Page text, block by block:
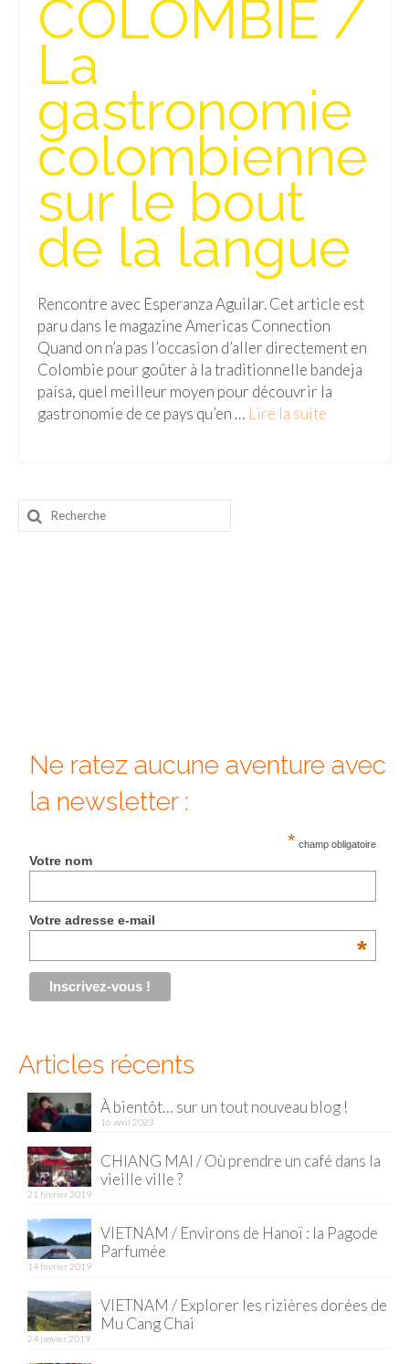
Isla del Sol
Salar d’Uyuni
Sucre
Chili
Paraguay
Pérou
Machu Picchu
ASIE
Chine
Xi’An
Nikko
Tokyo
Penang
Singapour
Vietnam
Hanoi
Hué
Mu Cang Chai
Ninh Binh
Quy Nhon
EUROPE
France
COLOMBIE /
La
gastronomie
colombienne
sur le bout
de la langue
Rencontre avec Esperanza Aguilar. Cet article est
paru dans le magazine Americas Connection
Quand on n’a pas l’occasion d’aller directement en
Colombie pour goûter à la traditionnelle bandeja
paísa, quel meilleur moyen pour découvrir la
gastronomie de ce pays qu’en … Lire la suite­­
Rechercher
:
Ne ratez aucune aventure avec
la newsletter :
* champ obligatoire
Votre nom
Votre adresse e-mail
*
Articles récents
À bientôt… sur un tout nouveau blog !
16 avril 2023
CHIANG MAI / Où prendre un café dans la
vieille ville ?
21 février 2019
VIETNAM / Environs de Hanoï : la Pagode
Parfumée
14 février 2019
VIETNAM / Explorer les rizières dorées de
Mu Cang Chai
24 janvier 2019